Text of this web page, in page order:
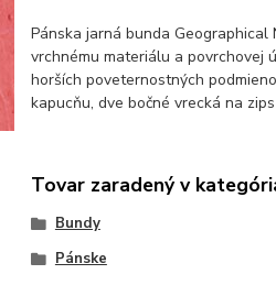
Pánska jarná bunda Geographical
vrchnému materiálu a povrchovej
horších poveternostných
kapucňu, dve bočné vrecká na
Tovar zaradený v
Bundy
Pánske